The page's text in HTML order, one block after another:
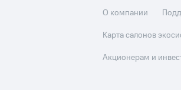
О компании
Карта салонов
Акционерам и